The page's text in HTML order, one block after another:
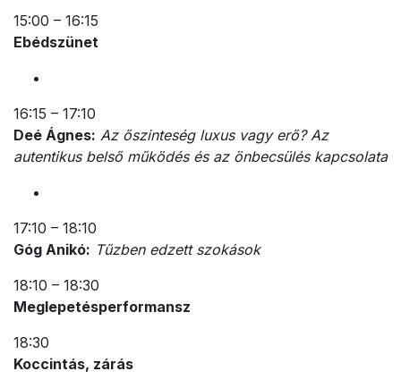
15:00 – 16:15
Ebédszünet
16:15 – 17:10
Deé Ágnes: Az őszinteség luxus vagy erő? Az
autentikus belső működés és az önbecsülés kapcsolata
17:10 – 18:10
Góg Anikó: Tűzben edzett szokások
18:10 – 18:30
Meglepetésperformansz
18:30
Koccintás, zárás